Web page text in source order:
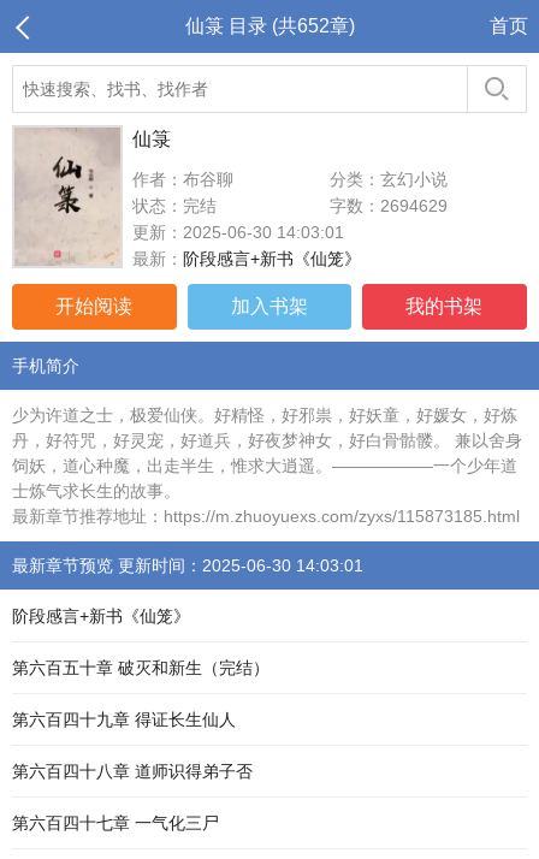
仙箓 目录 (共652章) 首页
仙箓
作者：布谷聊
分类：玄幻小说
状态：完结
字数：2694629
更新：2025-06-30 14:03:01
最新： 阶段感言+新书《仙笼》
开始阅读 加入书架 我的书架
手机简介
少为许道之士，极爱仙侠。好精怪，好邪祟，好妖童，好媛女，好炼
丹，好符咒，好灵宠，好道兵，好夜梦神女，好白骨骷髅。 兼以舍身
饲妖，道心种魔，出走半生，惟求大逍遥。——————一个少年道
士炼气求长生的故事。
最新章节推荐地址：https://m.zhuoyuexs.com/zyxs/115873185.html
最新章节预览 更新时间：2025-06-30 14:03:01
阶段感言+新书《仙笼》
第六百五十章 破灭和新生（完结）
第六百四十九章 得证长生仙人
第六百四十八章 道师识得弟子否
第六百四十七章 一气化三尸